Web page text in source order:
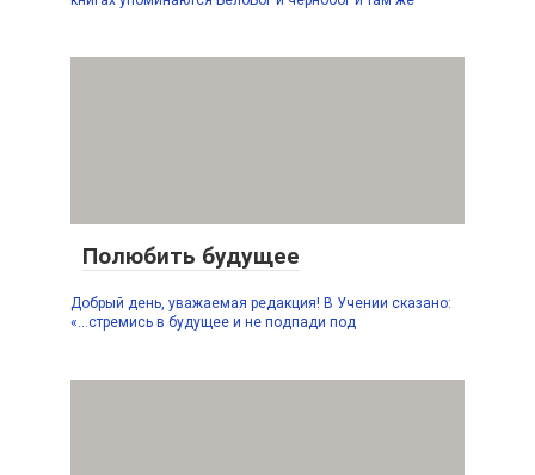
Полюбить будущее
Добрый день, уважаемая редакция! В Учении сказано:
«…стремись в будущее и не подпади под